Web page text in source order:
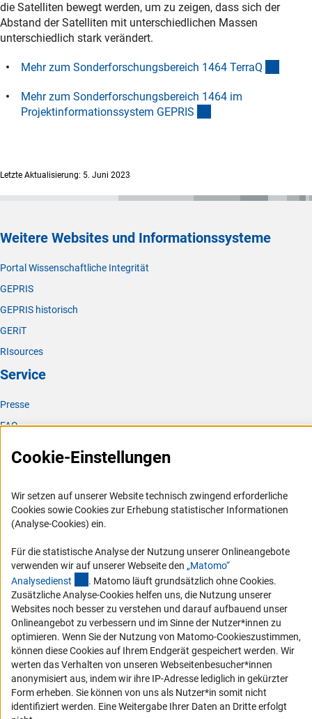
die Satelliten bewegt werden, um zu zeigen, dass sich der
Abstand der Satelliten mit unterschiedlichen Massen
unterschiedlich stark verändert.
Mehr zum Sonderforschungsbereich 1464 TerraQ
Mehr zum Sonderforschungsbereich 1464 im
Projektinformationssystem GEPRI S
Letzte Aktualisierung: 5. Juni 2023
Weitere Websites und Informationssysteme
Portal Wissenschaftliche Integrität
GEPRIS
GEPRIS historisch
GERiT
RIsources
Service
Presse
FAQ
Compliance
Vergabeverfahren
Barrierefreiheit
Service und Informationen für Menschen mit Behinderungen
Erklärung zur Barrierefreiheit
Barriere melden
DFG-aktuell
Erhalten Sie Neuigkeiten aus der DFG direkt in Ihr Mailpostfach oder
schauen Sie sich die Ausgaben online an.
Cookie-Einstellungen
Wir setzen auf unserer Website technisch zwingend erforderliche
Cookies sowie Cookies zur Erhebung statistischer Informationen
(Analyse-Cookies) ein.
Für die statistische Analyse der Nutzung unserer Onlineangebote
verwenden wir auf unserer Webseite den „Matomo“
Analysedienst (externer Link)
. Matomo läuft grundsätzlich ohne Cookies.
Zusätzliche Analyse-Cookies helfen uns, die Nutzung unserer
Websites noch besser zu verstehen und darauf aufbauend unser
Onlineangebot zu verbessern und im Sinne der Nutzer*innen zu
optimieren. Wenn Sie der Nutzung von Matomo-Cookieszustimmen,
können diese Cookies auf Ihrem Endgerät gespeichert werden. Wir
werten das Verhalten von unseren Webseitenbesucher*innen
anonymisiert aus, indem wir ihre IP-Adresse lediglich in gekürzter
Form erheben. Sie können von uns als Nutzer*in somit nicht
identifiziert werden. Eine Weitergabe Ihrer Daten an Dritte erfolgt